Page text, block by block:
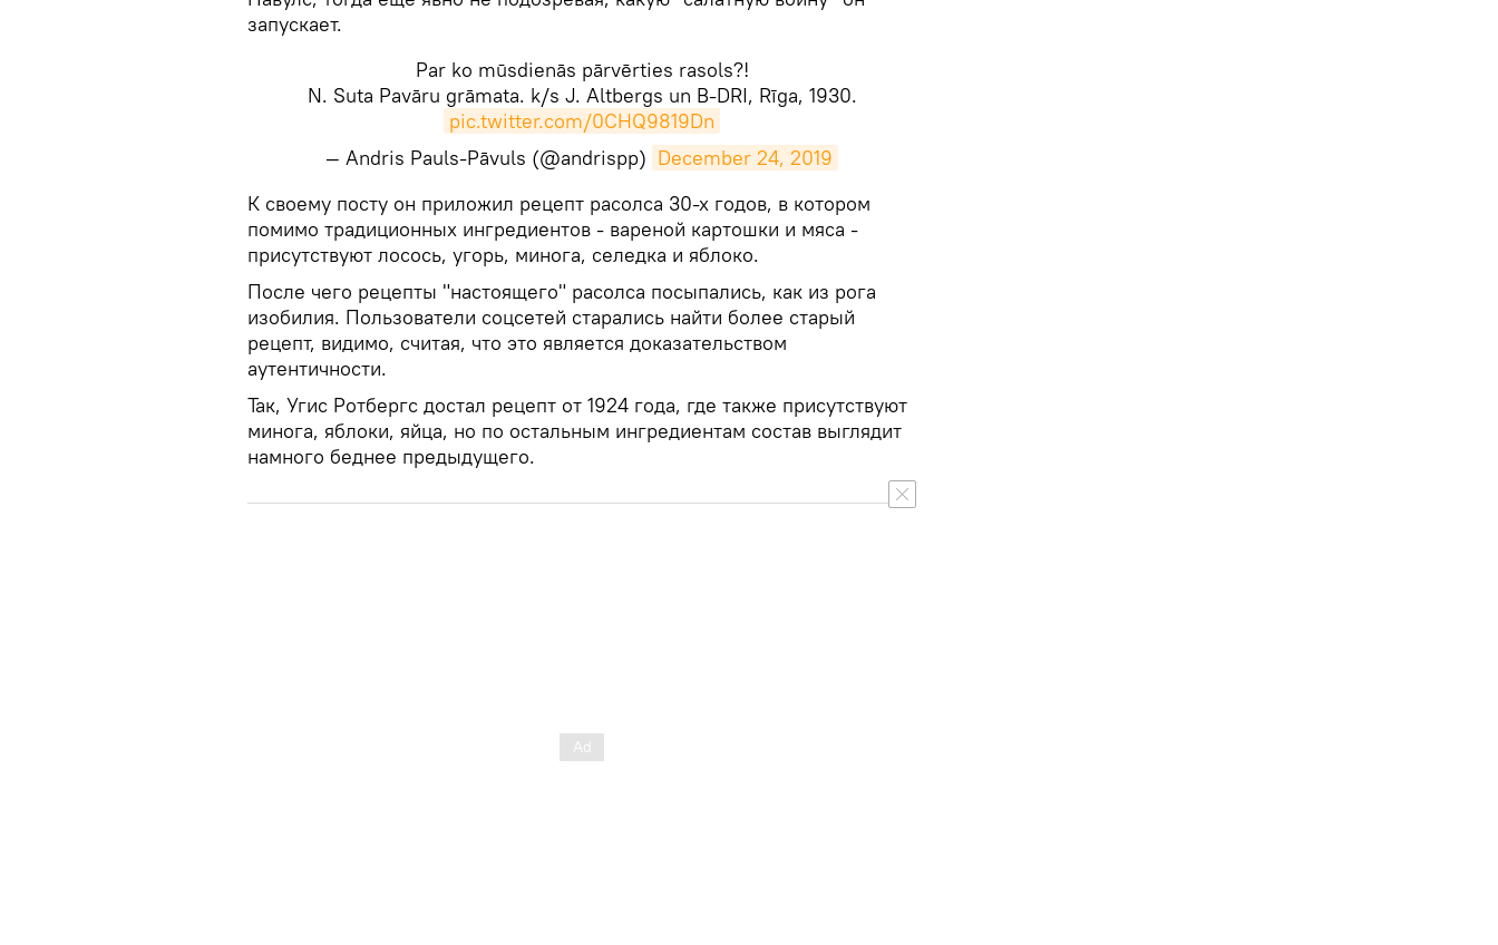
запускает.
Par ko mūsdienās pārvērties rasols?!
N. Suta Pavāru grāmata. k/s J. Altbergs un B-DRI, Rīga, 1930.
pic.twitter.com/0CHQ9819Dn
— Andris Pauls-Pāvuls (@andrispp) December 24, 2019
​К своему посту он приложил рецепт расолса 30-х годов, в котором
помимо традиционных ингредиентов - вареной картошки и мяса -
присутствуют лосось, угорь, минога, селедка и яблоко.
После чего рецепты "настоящего" расолса посыпались, как из рога
изобилия. Пользователи соцсетей старались найти более старый
рецепт, видимо, считая, что это является доказательством
аутентичности.
Так, Угис Ротбергс достал рецепт от 1924 года, где также присутствуют
минога, яблоки, яйца, но по остальным ингредиентам состав выглядит
намного беднее предыдущего.